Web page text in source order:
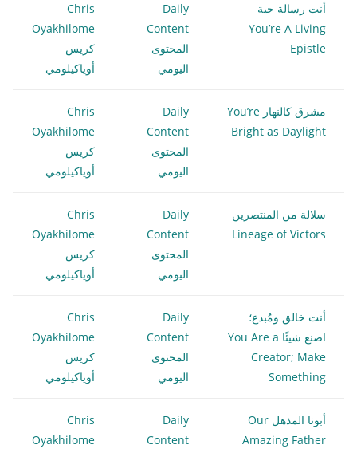
أنت رسالة حية
You’re A Living
Epistle
Daily
Content
المحتوى
اليومي
Chris
Oyakhilome
كريس
أوياكيلومي
مشرق كالنهار You’re
Bright as Daylight
Daily
Content
المحتوى
اليومي
Chris
Oyakhilome
كريس
أوياكيلومي
سلالة من المنتصرين
Lineage of Victors
Daily
Content
المحتوى
اليومي
Chris
Oyakhilome
كريس
أوياكيلومي
أنت خالق ومُبدع؛
اصنع شيئًا You Are a
Creator; Make
Something
Daily
Content
المحتوى
اليومي
Chris
Oyakhilome
كريس
أوياكيلومي
أبونا المذهل Our
Amazing Father
Daily
Content
Chris
Oyakhilome